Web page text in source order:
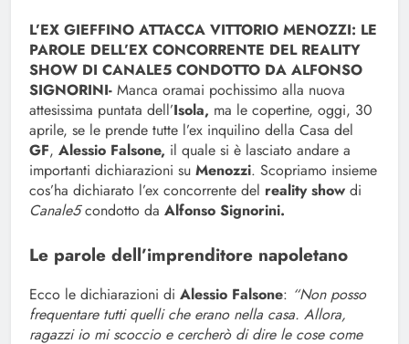
L’EX GIEFFINO ATTACCA VITTORIO MENOZZI: LE
PAROLE DELL’EX CONCORRENTE DEL REALITY
SHOW DI CANALE5 CONDOTTO DA ALFONSO
SIGNORINI- Manca oramai pochissimo alla nuova
attesissima puntata dell’Isola, ma le copertine, oggi, 30
aprile, se le prende tutte l’ex inquilino della Casa del
GF, Alessio Falsone, il quale si è lasciato andare a
importanti dichiarazioni su Menozzi. Scopriamo insieme
cos’ha dichiarato l’ex concorrente del reality show di
Canale5condotto da Alfonso Signorini.
Le parole dell’imprenditore napoletano
Ecco le dichiarazioni di Alessio Falsone: “Non posso
frequentare tutti quelli che erano nella casa. Allora,
ragazzi io mi scoccio e cercherò di dire le cose come